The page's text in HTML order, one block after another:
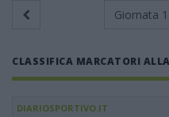
Giornata
CLASSIFICA MARCATORI
DIARIOSPORTIVO.IT